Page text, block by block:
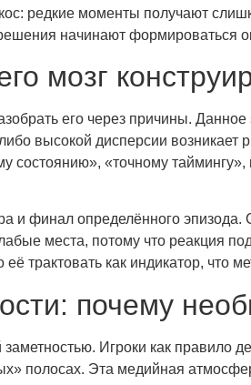
редкие моменты получают
начинают формироваться
мозг
его через причины.
высокой дисперсии возникает
состоянию», «точному
и финал определённого
места, потому что реакция
трактовать как индикатор, что
почему
Игроки как правило
полосах. Эта медийная